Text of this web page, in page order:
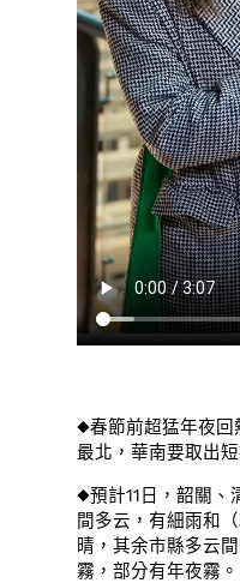
◆春節前超猛年夜
最北，華南要取出
◆預計11日，韶關、
間多云，有細雨和
晴，其余市縣多云
霧，部分有年夜霧。